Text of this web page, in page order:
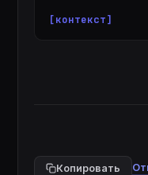
[контекст]
Копировать